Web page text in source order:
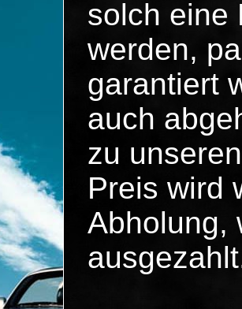
solch eine
werden,
garantiert
auch
zu
Preis wird
Abholung,